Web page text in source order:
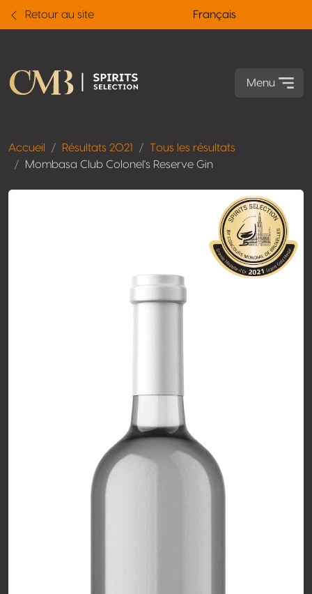
Retour au site Français
Menu
Accueil Résultats 2021
Tous les résultats
Mombasa Club Colonel's Reserve Gin